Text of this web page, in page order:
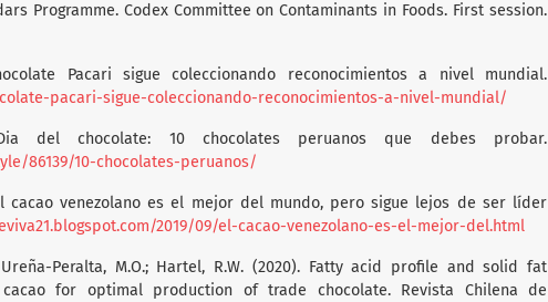
Programme. Codex Committee on Contaminants in Foods. First session.
Pacari sigue coleccionando reconocimientos a nivel mundial.
pacari-sigue-coleccionando-reconocimientos-a-nivel-mundial/
del chocolate: 10 chocolates peruanos que debes probar.
86139/10-chocolates-peruanos/
El cacao venezolano es el mejor del mundo, pero sigue lejos de ser líder
2019/09/el-cacao-venezolano-es-el-mejor-del.html
Ureña-Peralta, M.O.; Hartel, R.W. (2020). Fatty acid profile and solid fat
for optimal production of trade chocolate. Revista Chilena de